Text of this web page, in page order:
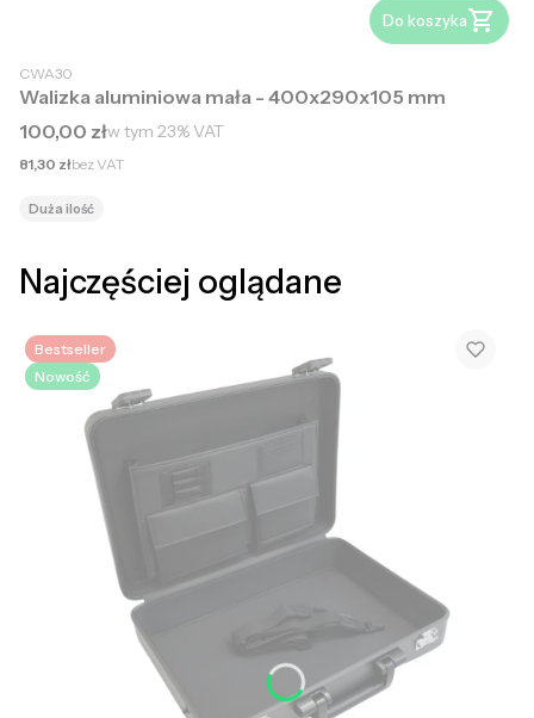
Do koszyka
CWA30
Walizka aluminiowa mała - 400x290x105 mm
Cena brutto
100,00 złw tym 23%VAT
Cena netto
81,30 złbez VAT
Duża ilość
Najczęściej oglądane
Bestseller
Nowość